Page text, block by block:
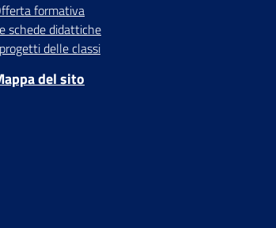
formativa
schede didattiche
delle classi
del sito